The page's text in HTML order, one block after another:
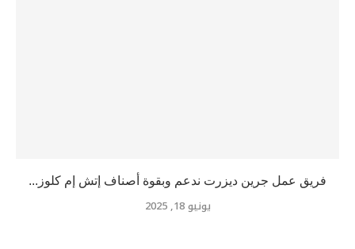
فريق عمل جرين ديزرت ندعم وبقوة أصناف إتش إم كلوز...
يونيو 18, 2025